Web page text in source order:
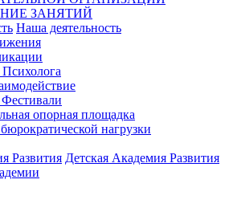
ЗАНЯТИЙ
Наша деятельность
опорная площадка
нагрузки
Развития Детская Академия Развития